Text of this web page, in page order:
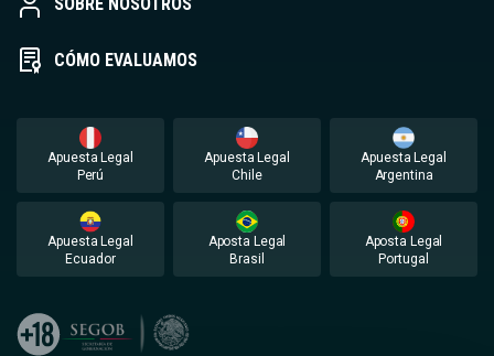
CÓMO EVALUAMOS
Apuesta Legal
Perú
Apuesta Legal
Chile
Apuesta Legal
Argentina
Apuesta Legal
Ecuador
Aposta Legal
Brasil
Aposta Legal
Portugal